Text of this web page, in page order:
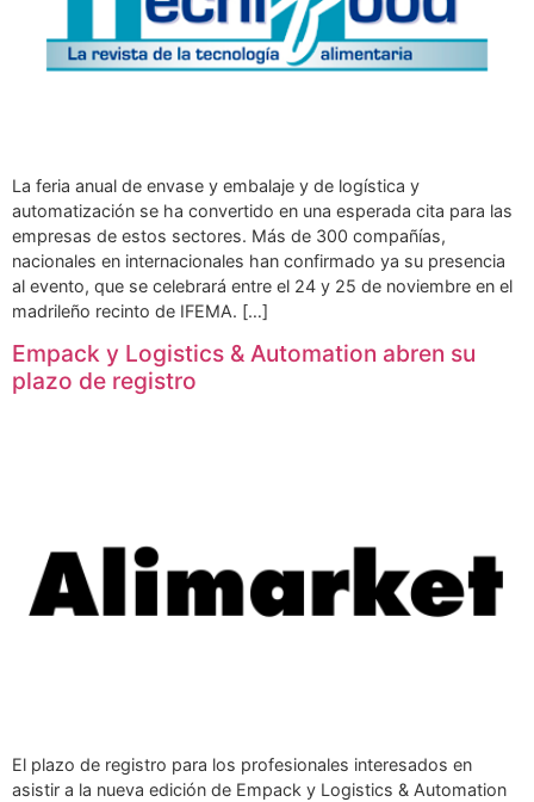
La feria anual de envase y embalaje y de logística y
automatización se ha convertido en una esperada cita para las
empresas de estos sectores. Más de 300 compañías,
nacionales en internacionales han confirmado ya su presencia
al evento, que se celebrará entre el 24 y 25 de noviembre en el
madrileño recinto de IFEMA. […]
Empack y Logistics & Automation abren su
plazo de registro
El plazo de registro para los profesionales interesados en
asistir a la nueva edición de Empack y Logistics & Automation